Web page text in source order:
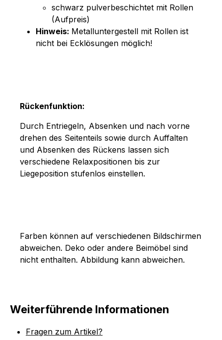
schwarz pulverbeschichtet mit Rollen
(Aufpreis)
Hinweis: Metalluntergestell mit Rollen ist
nicht bei Ecklösungen möglich!
Rückenfunktion:
Durch Entriegeln, Absenken und nach vorne
drehen des Seitenteils sowie durch Auffalten
und Absenken des Rückens lassen sich
verschiedene Relaxpositionen bis zur
Liegeposition stufenlos einstellen.
Farben können auf verschiedenen Bildschirmen
abweichen. Deko oder andere Beimöbel sind
nicht enthalten. Abbildung kann abweichen.
Weiterführende Informationen
Fragen zum Artikel?